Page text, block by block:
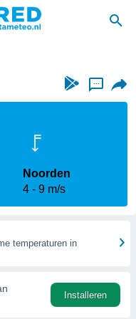
...
Noorden
4
9 m/s
temperaturen in
Installeren